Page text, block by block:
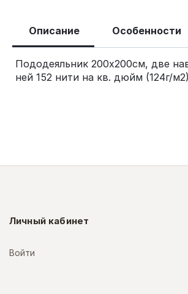
Описание Особенности
Пододеяльник 200х200см, две
ней 152 нити на кв. дюйм (124г/м2)
Личный кабинет
Войти